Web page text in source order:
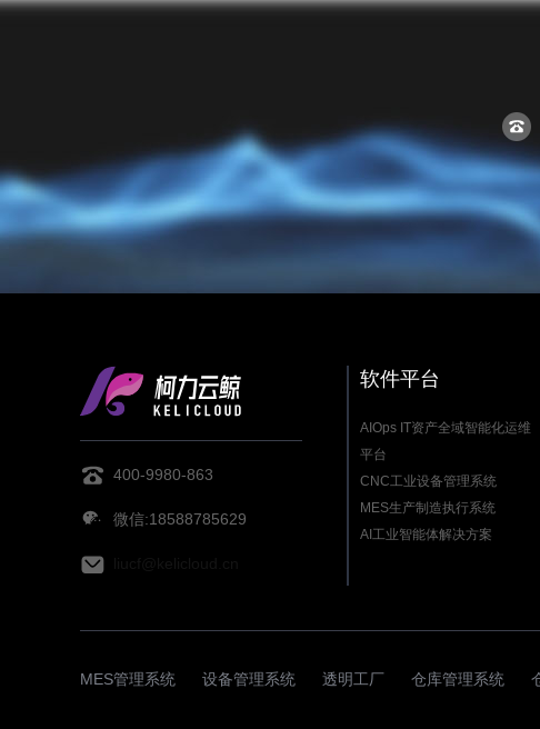
400-9980-863
微信:18588785629
软件平台
AIOps IT资产全域智能化运维
平台
CNC工业设备管理系统
MES生产制造执行系统
AI工业智能体解决方案
MES管理系统 设备管理系统 透明工厂 仓库管理系统